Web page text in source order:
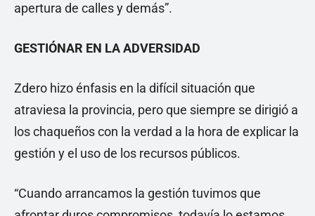
apertura de calles y demás”.
GESTIÓNAR EN LA ADVERSIDAD
Zdero hizo énfasis en la difícil situación que
atraviesa la provincia, pero que siempre se dirigió a
los chaqueños con la verdad a la hora de explicar la
gestión y el uso de los recursos públicos.
“Cuando arrancamos la gestión tuvimos que